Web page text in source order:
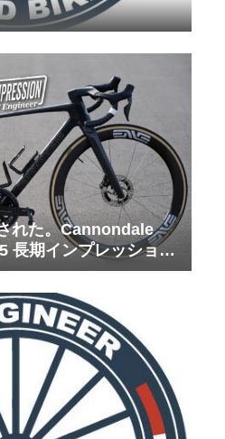
れた。Cannondale
長期インプレッション